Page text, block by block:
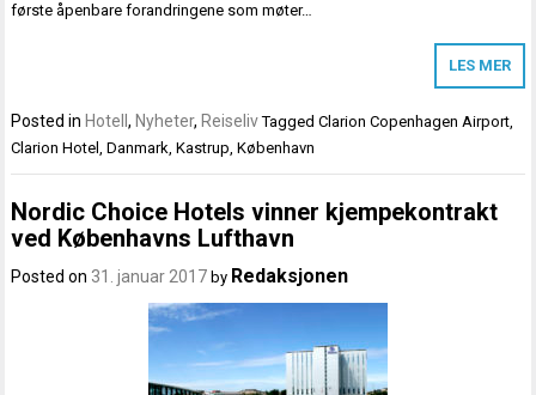
første åpenbare forandringene som møter…
LES MER
Posted in Hotell, Nyheter, Reiseliv TaggedClarion Copenhagen Airport,
Clarion Hotel,Danmark,Kastrup,København
Nordic Choice Hotels vinner kjempekontrakt
ved Københavns Lufthavn
Posted on 31. januar 2017 by Redaksjonen